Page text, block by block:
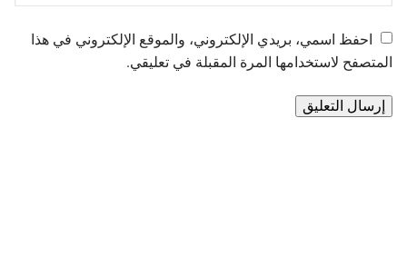
احفظ اسمي، بريدي الإلكتروني، والموقع الإلكتروني في هذا
المتصفح لاستخدامها المرة المقبلة في تعليقي.